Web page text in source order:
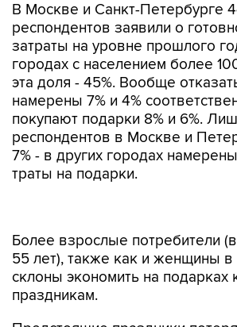
В Москве и Санкт-Петербурге
респондентов заявили о
затраты на уровне прошлого
городах с населением более
эта доля - 45%. Вообще
намерены 7% и 4%
покупают подарки 8% и 6%.
респондентов в Москве и
7% - в других городах
траты на подарки.
склоны экономить на подарках
праздникам.
Предстоящие праздники